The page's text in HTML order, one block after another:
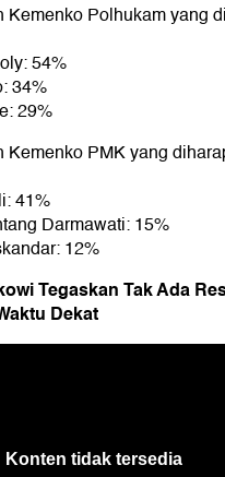
Kemenko Polhukam yang
54%
34%
29%
Kemenko PMK yang
41%
Darmawati: 15%
12%
Tegaskan Tak Ada
Dekat